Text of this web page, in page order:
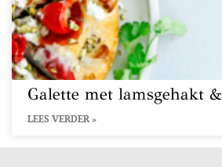
Galette met lamsgehakt
LEES VERDER »